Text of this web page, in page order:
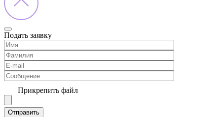
Подать заявку
Прикрепить файл